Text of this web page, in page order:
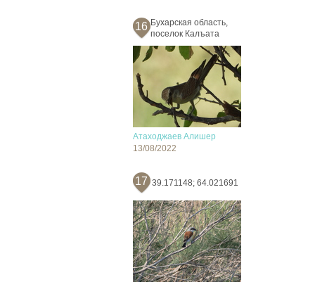
16 Бухарская область,
поселок Калъата
Атаходжаев Алишер
13/08/2022
17 39.171148; 64.021691